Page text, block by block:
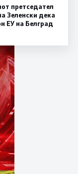
претседател
Зеленски дека
ЕУ на Белград